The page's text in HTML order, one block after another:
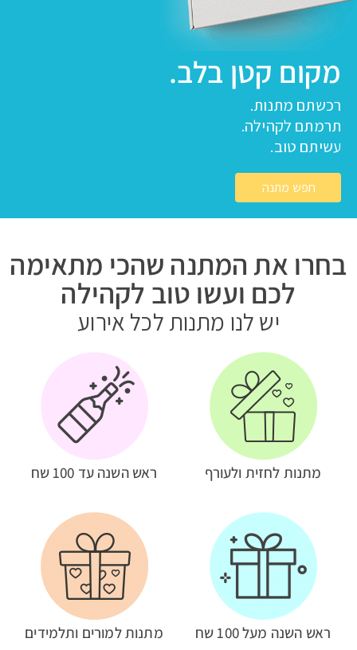
מקום קטן בלב.
רכשתם מתנות.
תרמתם לקהילה.
עשיתם טוב.
חפש מתנה
בחרו את המתנה שהכי מתאימה
לכם ועשו טוב לקהילה
יש לנו מתנות לכל אירוע
מתנות לחזית ולעורף ראש השנה עד 100 שח
ראש השנה מעל 100 שח מתנות למורים ותלמידים